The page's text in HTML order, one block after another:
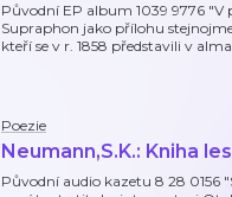
Původní EP album 1039 9776 "V
Supraphon jako přílohu
kteří se v r. 1858 představili v
Poezie
Neumann,S.K.: Kniha
Původní audio kazetu 8 28 0156